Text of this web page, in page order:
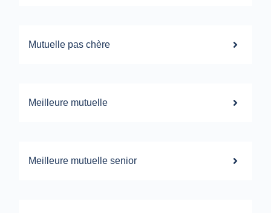
Mutuelle pas chère
Meilleure mutuelle
Meilleure mutuelle senior